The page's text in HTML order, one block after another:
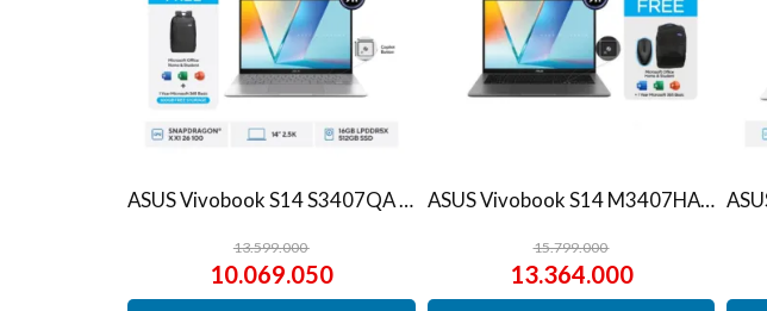
ASUS Vivobook S14 S3407QA – IPSP151M – Matte Gray
13.599.000
10.069.050
ASUS Vivobook S14 M3407HA Ryzen 7 260 1TB SSD 16GB WUXGA IPS Win11+OHS
15.799.000
13.364.000